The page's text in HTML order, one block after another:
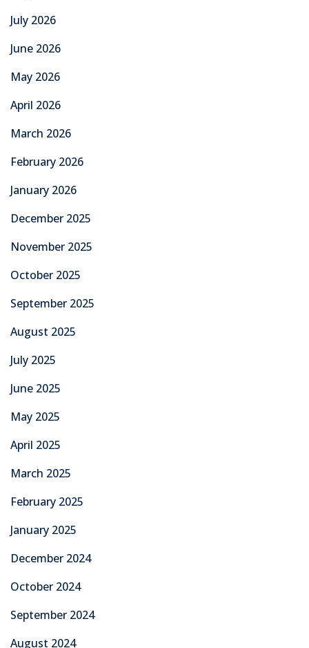
July 2026
June 2026
May 2026
April 2026
March 2026
February 2026
January 2026
December 2025
November 2025
October 2025
September 2025
August 2025
July 2025
June 2025
May 2025
April 2025
March 2025
February 2025
January 2025
December 2024
October 2024
September 2024
August 2024